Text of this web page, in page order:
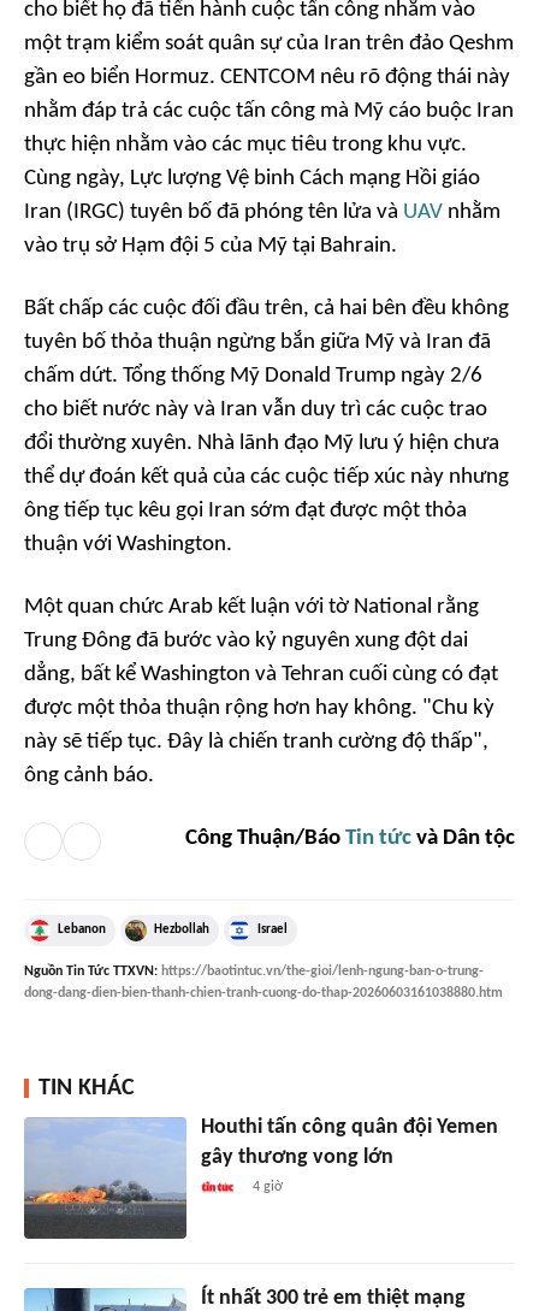
cho biết họ đã tiến hành cuộc tấn công nhằm vào
một trạm kiểm soát quân sự của Iran trên đảo Qeshm
gần eo biển Hormuz. CENTCOM nêu rõ động thái này
nhằm đáp trả các cuộc tấn công mà Mỹ cáo buộc Iran
thực hiện nhằm vào các mục tiêu trong khu vực.
Cùng ngày, Lực lượng Vệ binh Cách mạng Hồi giáo
Iran (IRGC) tuyên bố đã phóng tên lửa và UAV nhằm
vào trụ sở Hạm đội 5 của Mỹ tại Bahrain.
Bất chấp các cuộc đối đầu trên, cả hai bên đều không
tuyên bố thỏa thuận ngừng bắn giữa Mỹ và Iran đã
chấm dứt. Tổng thống Mỹ Donald Trump ngày 2/6
cho biết nước này và Iran vẫn duy trì các cuộc trao
đổi thường xuyên. Nhà lãnh đạo Mỹ lưu ý hiện chưa
thể dự đoán kết quả của các cuộc tiếp xúc này nhưng
ông tiếp tục kêu gọi Iran sớm đạt được một thỏa
thuận với Washington.
Một quan chức Arab kết luận với tờ National rằng
Trung Đông đã bước vào kỷ nguyên xung đột dai
dẳng, bất kể Washington và Tehran cuối cùng có đạt
được một thỏa thuận rộng hơn hay không. "Chu kỳ
này sẽ tiếp tục. Đây là chiến tranh cường độ thấp",
ông cảnh báo.
Công Thuận/Báo Tin tức và Dân tộc
Lebanon Hezbollah Israel
Nguồn Tin Tức TTXVN: https://baotintuc.vn/the-gioi/lenh-ngung-ban-o-trung-
dong-dang-dien-bien-thanh-chien-tranh-cuong-do-thap-20260603161038880.htm
TIN KHÁC
Houthi tấn công quân đội Yemen
gây thương vong lớn
4 giờ
Ít nhất 300 trẻ em thiệt mạng